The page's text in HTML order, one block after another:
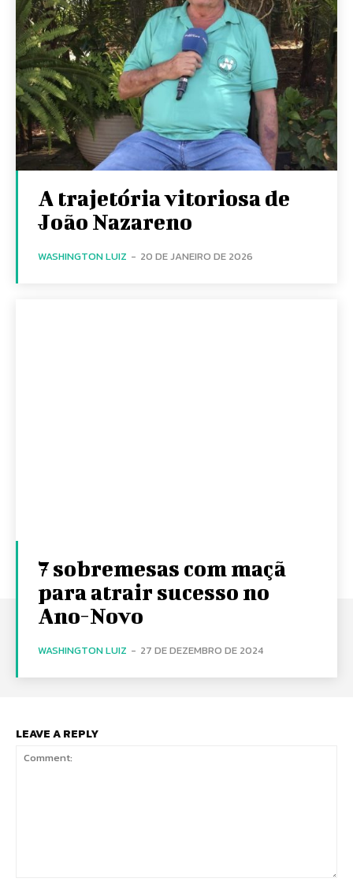
A trajetória vitoriosa de
João Nazareno
WASHINGTON LUIZ - 20 DE JANEIRO DE 2026
7 sobremesas com maçã
para atrair sucesso no
Ano-Novo
WASHINGTON LUIZ - 27 DE DEZEMBRO DE 2024
LEAVE A REPLY